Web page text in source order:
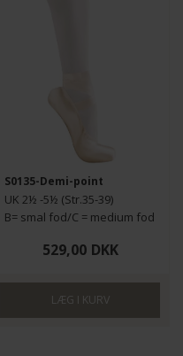
S0135-Demi-point
UK 2½ -5½ (Str.35-39)
B= smal fod/C = medium fod
529,00 DKK